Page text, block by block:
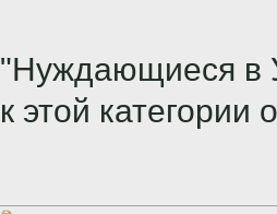
"Нуждающиеся в
к этой категории